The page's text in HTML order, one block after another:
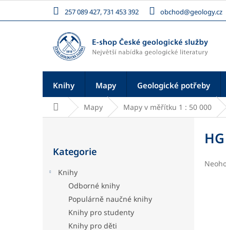
obsah
257 089 427, 731 453 392 obchod@geology.cz
Knihy Mapy Geologické potřeby
Domů Mapy Mapy v měřítku 1 : 50 000
kategorie
Kategorie
Knihy
Odborné knihy
Populárně naučné knihy
Knihy pro studenty
Knihy pro děti